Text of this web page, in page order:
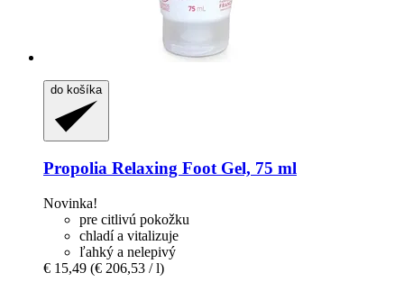
do košíka
Propolia Relaxing Foot Gel, 75 ml
Novinka!
pre citlivú pokožku
chladí a vitalizuje
ľahký a nelepivý
€ 15,49 (€ 206,53 / l)